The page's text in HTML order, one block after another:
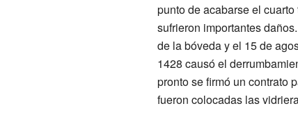
punto de acabarse el
sufrieron importantes
de la bóveda y el 15 de
1428 causó el
pronto se firmó un contrato
fueron colocadas las